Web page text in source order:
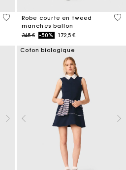
4,1 out of 5 Customer Rating
Robe courte en tweed
manches ballon
Price reduced from
345 €to-50% 172,5 €
4
Coton biologique